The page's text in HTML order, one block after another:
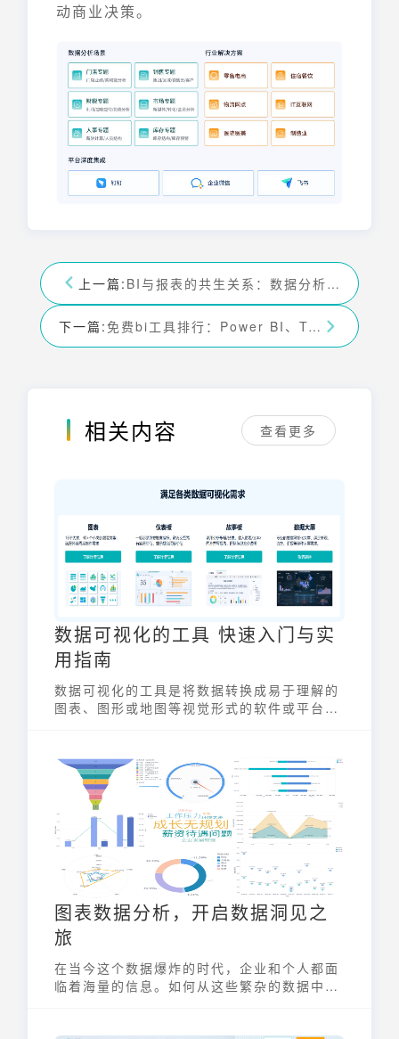
动商业决策。
上一篇: BI与报表的共生关系：数据分析与可视化如何协同工作
下一篇: 免费bi工具排行：Power BI、Tableau 等免费BI工具大比拼
相关内容 查看更多
数据可视化的工具 快速入门与实
用指南
数据可视化的工具是将数据转换成易于理解的
图表、图形或地图等视觉形式的软件或平台。
据可视化的工具，能有效提升数据分析效率，
赋能业务增长。
图表数据分析，开启数据洞见之
旅
在当今这个数据爆炸的时代，企业和个人都面
临着海量的信息。如何从这些繁杂的数据中提